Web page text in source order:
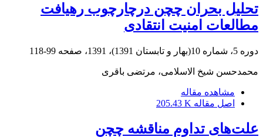
تحلیل بحران چچن درچارچوب رهیافت
مطالعات امنیت انتقادی
دوره 5، شماره 10(بهار و تابستان 1391)، 1391، صفحه 99-118
محمدحسن شیخ الاسلامی، مرتضی باقری
مشاهده مقاله
اصل مقاله 205.43 K
علت‌های تداوم مناقشه چچن